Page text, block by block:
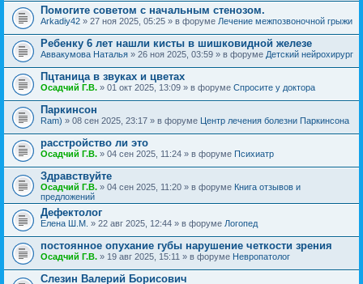
Помогите советом с начальным стенозом.
Arkadiy42 » 27 ноя 2025, 05:25 » в форуме Лечение межпозвоночной грыжи
Ребенку 6 лет нашли кисты в шишковидной железе
Аввакумова Наталья » 26 ноя 2025, 03:59 » в форуме Детский нейрохирург
Пцтаница в звуках и цветах
Осадчий Г.В. » 01 окт 2025, 13:09 » в форуме Спросите у доктора
Паркинсон
Ram) » 08 сен 2025, 23:17 » в форуме Центр лечения болезни Паркинсона
расстройство ли это
Осадчий Г.В. » 04 сен 2025, 11:24 » в форуме Психиатр
Здравствуйте
Осадчий Г.В. » 04 сен 2025, 11:20 » в форуме Книга отзывов и
предложений
Дефектолог
Елена Ш.М. » 22 авг 2025, 12:44 » в форуме Логопед
постоянное опухание губы нарушение четкости зрения
Осадчий Г.В. » 19 авг 2025, 15:11 » в форуме Невропатолог
Слезин Валерий Борисович